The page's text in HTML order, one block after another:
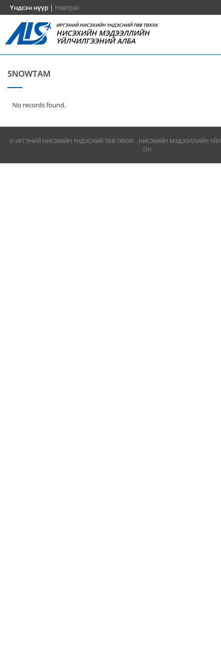
Үндсэн нүүр | Нэвтрэх
ИРГЭНИЙ НИСЭХИЙН ҮНДЭСНИЙ ТӨВ ТӨХХК
НИСЭХИЙН МЭДЭЭЛЛИЙН
ҮЙЛЧИЛГЭЭНИЙ АЛБА
SNOWTAM
No records found.
© ИРГЭНИЙ НИСЭХИЙН ҮНДЭСНИЙ ТӨВ ТӨХХК - НИСЭХИЙН МЭДЭЭЛЛИЙН
ОН